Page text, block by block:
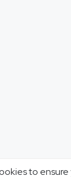
to